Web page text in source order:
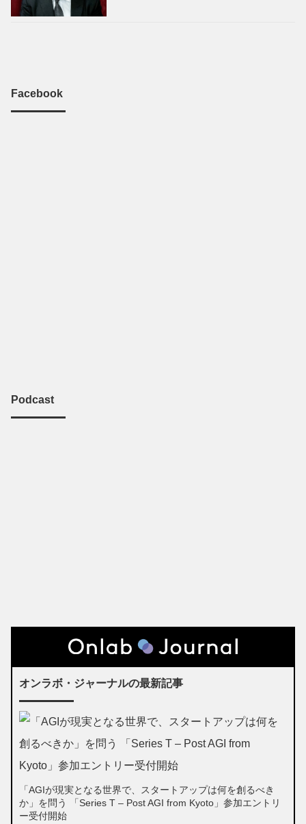
Facebook
Podcast
オンラボ・ジャーナルの最新記事
「AGIが現実となる世界で、スタートアップは何を創るべき
か」を問う 「Series T – Post AGI from Kyoto」参加エントリ
ー受付開始